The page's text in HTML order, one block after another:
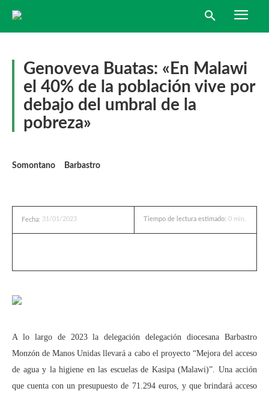
Genoveva Buatas: «En Malawi
el 40% de la población vive por
debajo del umbral de la
pobreza»
Somontano Barbastro
Fecha: 31/01/2023 Tiempo de lectura estimado: 0 min.
A lo largo de 2023 la delegacióndelegación diocesana Barbastro
Monzón de Manos Unidas llevará a cabo el proyecto “Mejora del acceso
de agua y la higiene en las escuelas de Kasipa (Malawi)”. Una acción
que cuenta con un presupuesto de 71.294 euros, y que brindará acceso